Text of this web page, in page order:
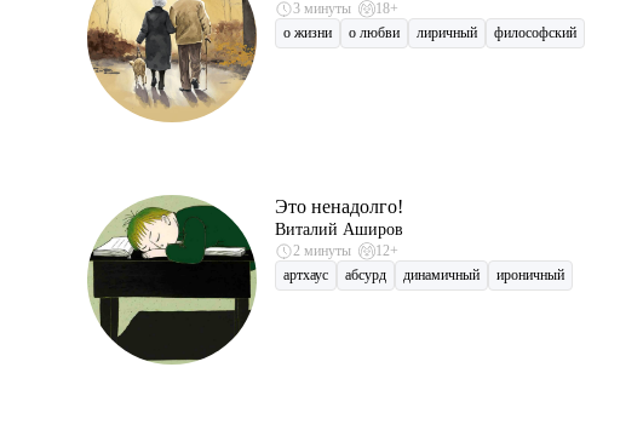
3 минуты
18+
о жизни
о любви лиричный философский
Это ненадолго!
Виталий Аширов
2 минуты
12+
артхаус
абсурд динамичный ироничный